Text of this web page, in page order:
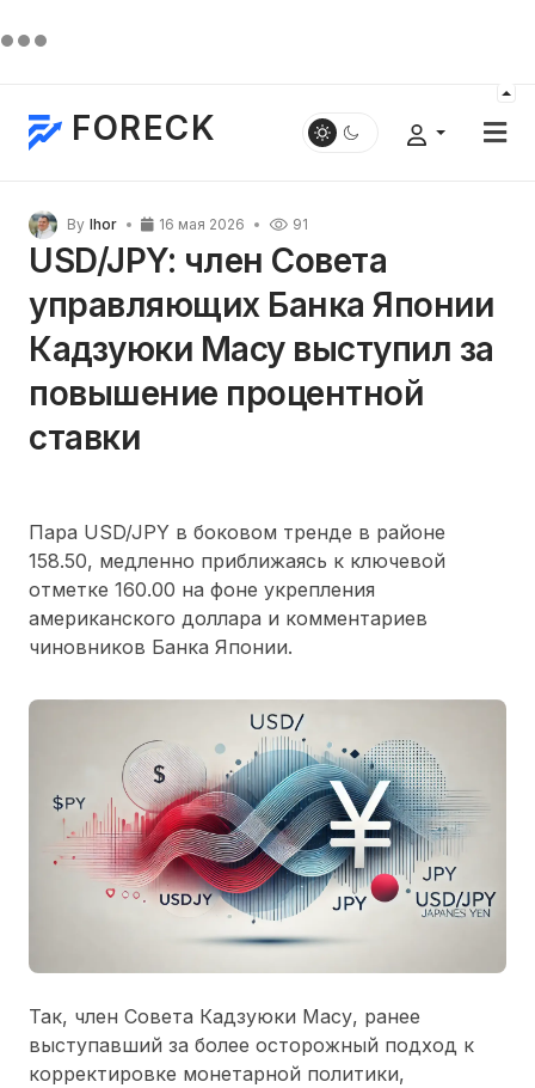
FORECK
By Ihor 16 мая 2026 91
USD/JPY: член Совета
управляющих Банка Японии
Кадзуюки Масу выступил за
повышение процентной
ставки
Пара USD/JPY в боковом тренде в районе
158.50, медленно приближаясь к ключевой
отметке 160.00 на фоне укрепления
американского доллара и комментариев
чиновников Банка Японии.
Так, член Совета Кадзуюки Масу, ранее
выступавший за более осторожный подход к
корректировке монетарной политики,